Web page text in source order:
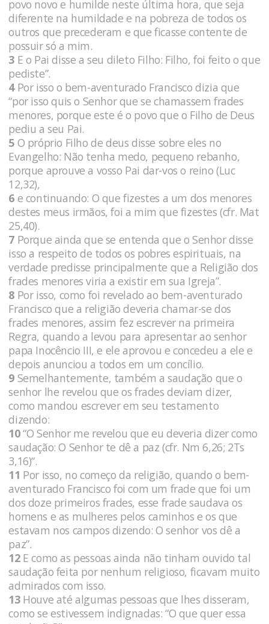
povo novo e humilde neste última hora, que seja
diferente na humildade e na pobreza de todos os
outros que precederam e que ficasse contente de
possuir só a mim.
3 E o Pai disse a seu dileto Filho: Filho, foi feito o que
pediste”.
4Por isso o bem-aventurado Francisco dizia que
“por isso quis o Senhor que se chamassem frades
menores, porque este é o povo que o Filho de Deus
pediu a seu Pai.
5 O próprio Filho de deus disse sobre eles no
Evangelho: Não tenha medo, pequeno rebanho,
porque aprouve a vosso Pai dar-vos o reino (Luc
12,32),
6 e continuando: O que fizestes a um dos menores
destes meus irmãos, foi a mim que fizestes (cfr. Mat
25,40).
7 Porque ainda que se entenda que o Senhor disse
isso a respeito de todos os pobres espirituais, na
verdade predisse principalmente que a Religião dos
frades menores viria a existir em sua Igreja”.
8 Por isso, como foi revelado ao bem-aventurado
Francisco que a religião deveria chamar-se dos
frades menores, assim fez escrever na primeira
Regra, quando a levou para apresentar ao senhor
papa Inocêncio III, e ele aprovou e concedeu a ele e
depois anunciou a todos em um concílio.
9 Semelhantemente, também a saudação que o
senhor lhe revelou que os frades deviam dizer,
como mandou escrever em seu testamento
dizendo:
10“O Senhor me revelou que eu deveria dizer como
saudação: O Senhor te dê a paz (cfr. Nm 6,26; 2Ts
3,16)“.
11 Por isso, no começo da religião, quando o bem-
aventurado Francisco foi com um frade que foi um
dos doze primeiros frades, esse frade saudava os
homens e as mulheres pelos caminhos e os que
estavam nos campos dizendo: O senhor vos dê a
paz”.
12E como as pessoas ainda não tinham ouvido tal
saudação feita por nenhum religioso, ficavam muito
admirados com isso.
13Houve até algumas pessoas que lhes disseram,
como se estivessem indignadas: “O que quer essa